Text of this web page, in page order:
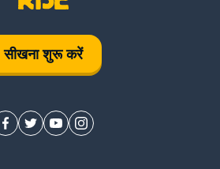
सीखना शुरू करें